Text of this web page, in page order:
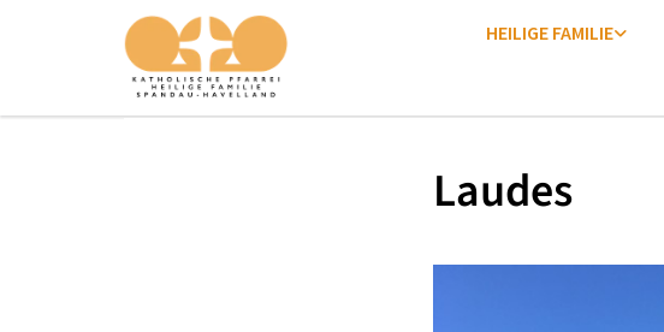
HEILIGE FAMILIE
Laudes